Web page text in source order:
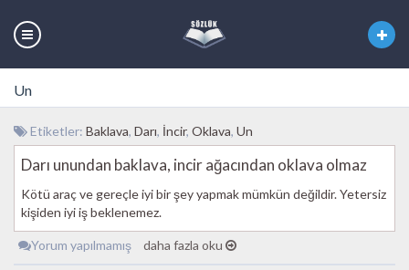
Un
Etiketler: Baklava, Darı, İncir, Oklava, Un
Darı unundan baklava, incir ağacından oklava olmaz
Kötü araç ve gereçle iyi bir şey yapmak mümkün değildir. Yetersiz
kişiden iyi iş beklenemez.
Yorum yapılmamış daha fazla oku